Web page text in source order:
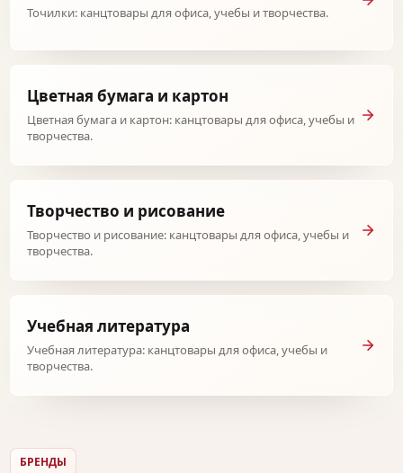
Точилки: канцтовары для офиса, учебы и творчества.
Цветная бумага и картон
Цветная бумага и картон: канцтовары для офиса, учебы и
творчества.
Творчество и рисование
Творчество и рисование: канцтовары для офиса, учебы и
творчества.
Учебная литература
Учебная литература: канцтовары для офиса, учебы и
творчества.
БРЕНДЫ